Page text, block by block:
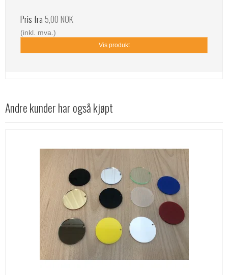
Pris fra5,00 NOK
(inkl. mva.)
Vis produkt
Andre kunder har også kjøpt